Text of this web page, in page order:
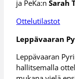
ja PeKa:nSarah
Ottelutilastot
Leppävaaran
Leppävaaran
hallitsemalla